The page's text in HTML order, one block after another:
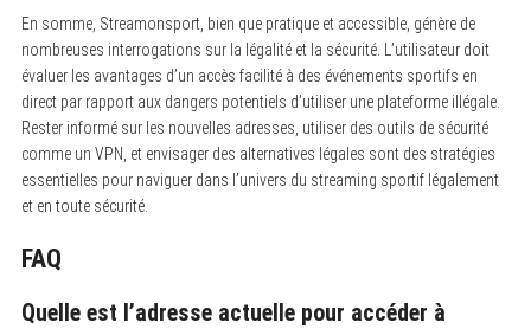
En somme, Streamonsport, bien que pratique et accessible, génère de
nombreuses interrogations sur la légalité et la sécurité. L’utilisateur doit
évaluer les avantages d’un accès facilité à des événements sportifs en
direct par rapport aux dangers potentiels d’utiliser une plateforme illégale.
Rester informé sur les nouvelles adresses, utiliser des outils de sécurité
comme un VPN, et envisager des alternatives légales sont des stratégies
essentielles pour naviguer dans l’univers du streaming sportif légalement
et en toute sécurité.
FAQ
Quelle est l’adresse actuelle pour accéder à